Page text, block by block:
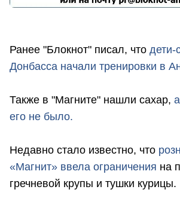
Ранее "Блокнот" писал, что дети-
Донбасса начали тренировки в
Также в "Магните" нашли сахар,
его не было.
Недавно стало известно, что
«Магнит» ввела ограничения на
гречневой крупы и тушки курицы.